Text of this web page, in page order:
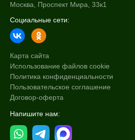
Москва, Проспект Мира, 33к1
Социальные сети:
Карта сайта
Использование файлов cookie
Политика конфиденциальности
Пользовательское соглашение
Договор-оферта
Напишите нам: